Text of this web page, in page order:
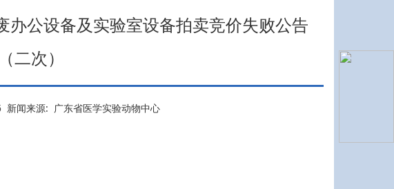
公设备及实验室设备拍卖竞价失败公告
（二次）
新闻来源: 广东省医学实验动物中心